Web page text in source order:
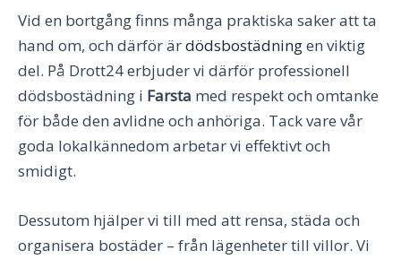
Vid en bortgång finns många praktiska saker att ta
hand om, och därför ärdödsbostädningen viktig
del. På Drott24 erbjuder vi därför professionell
dödsbostädning i Farsta med respekt och omtanke
för både den avlidne och anhöriga. Tack vare vår
goda lokalkännedom arbetar vi effektivt och
smidigt.
Dessutom hjälper vi till med att rensa, städa och
organisera bostäder – från lägenheter till villor. Vi